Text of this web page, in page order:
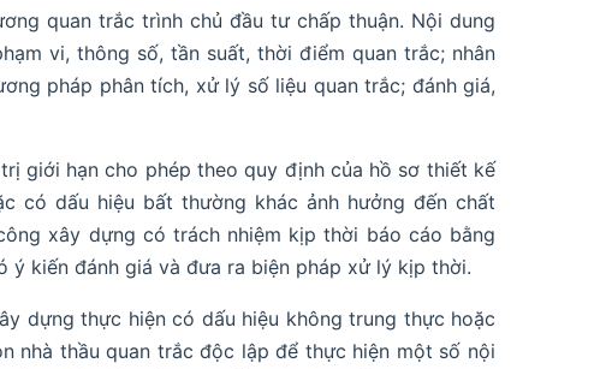
quan trắc trình chủ đầu tư chấp thuận. Nội dung
vi, thông số, tần suất, thời điểm quan trắc; nhân
pháp phân tích, xử lý số liệu quan trắc; đánh giá,
giới hạn cho phép theo quy định của hồ sơ thiết kế
có dấu hiệu bất thường khác ảnh hưởng đến chất
xây dựng có trách nhiệm kịp thời báo cáo bằng
kiến đánh giá và đưa ra biện pháp xử lý kịp thời.
dựng thực hiện có dấu hiệu không trung thực hoặc
nhà thầu quan trắc độc lập để thực hiện một số nội